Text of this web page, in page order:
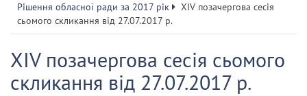
Рішення обласної ради за 2017 рік
ХІV позачергова сесія
сьомого скликання від 27.07.2017 р.
ХІV позачергова сесія сьомого
скликання від 27.07.2017 р.